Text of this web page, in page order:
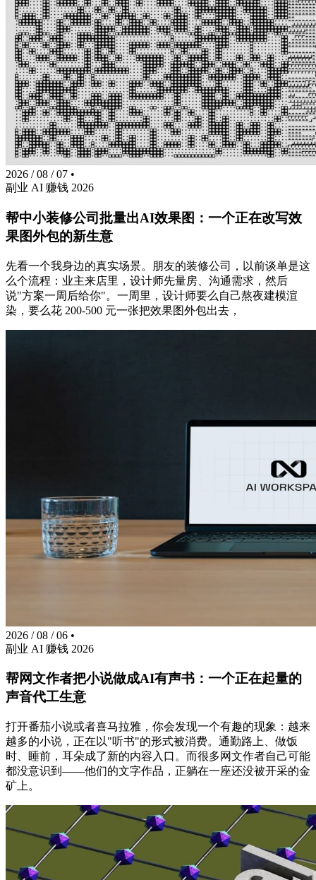
2026 / 08 / 07 •
副业 AI 赚钱 2026
帮中小装修公司批量出AI效果图：一个正在改写效
果图外包的新生意
先看一个我身边的真实场景。朋友的装修公司，以前谈单是这
么个流程：业主来店里，设计师先量房、沟通需求，然后
说"方案一周后给你"。一周里，设计师要么自己熬夜建模渲
染，要么花 200-500 元一张把效果图外包出去，
2026 / 08 / 06 •
副业 AI 赚钱 2026
帮网文作者把小说做成AI有声书：一个正在起量的
声音代工生意
打开番茄小说或者喜马拉雅，你会发现一个有趣的现象：越来
越多的小说，正在以"听书"的形式被消费。通勤路上、做饭
时、睡前，耳朵成了新的内容入口。而很多网文作者自己可能
都没意识到——他们的文字作品，正躺在一座还没被开采的金
矿上。